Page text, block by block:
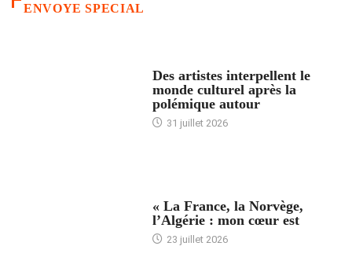
ENVOYE SPECIAL
Des artistes interpellent le
monde culturel après la
polémique autour
31 juillet 2026
« La France, la Norvège,
l’Algérie : mon cœur est
23 juillet 2026